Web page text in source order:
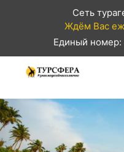
Сеть
Ждём Вас
Единый номер: